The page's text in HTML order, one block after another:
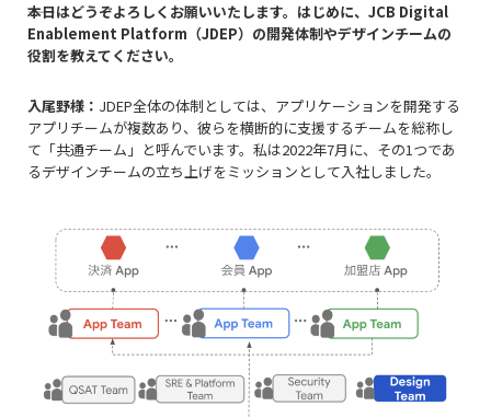
――本日はどうぞよろしくお願いいたします。はじめに、JCB Digital
Enablement Platform（JDEP）の開発体制やデザインチームの
役割を教えてください。
入尾野様： JDEP全体の体制としては、アプリケーションを開発する
アプリチームが複数あり、彼らを横断的に支援するチームを総称し
て「共通チーム」と呼んでいます。私は2022年7月に、その1つであ
るデザインチームの立ち上げをミッションとして入社しました。